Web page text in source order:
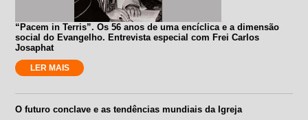
“Pacem in Terris”. Os 56 anos de uma encíclica e a dimensão
social do Evangelho. Entrevista especial com Frei Carlos
Josaphat
LER MAIS
O futuro conclave e as tendências mundiais da Igreja